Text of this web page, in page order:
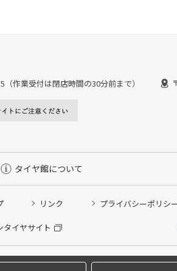
（作業受付は閉店時間の30分前まで）
タイヤ館について
リンク プライバシーポリシ
タイヤサイト
Copyright ©
え/オイル交換/その他ピット作業の予約